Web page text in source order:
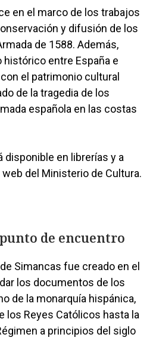
en el marco de los trabajos
y difusión de los
de 1588. Además,
entre España e
el patrimonio cultural
de la tragedia de los
española en las costas
disponible en librerías y a
del Ministerio de Cultura.
de encuentro
Simancas fue creado en el
los documentos de los
de la monarquía hispánica,
los Reyes Católicos hasta la
a principios del siglo